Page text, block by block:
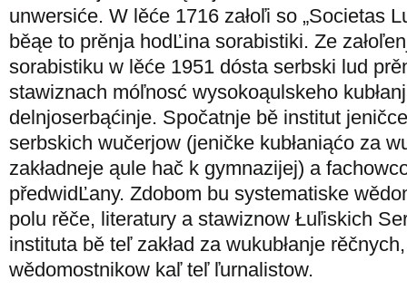
unwersiće. W lěće 1716 załoľi so „Societas
běąe to prěnja hodĽina sorabistiki. Ze
sorabistiku w lěće 1951 dósta serbski lud
stawiznach móľnosć wysokoąulskeho
delnjoserbąćinje. Spočatnje bě institut
serbskich wučerjow (jeničke kubłaniąćo za
zakładneje ąule hač k gymnazijej) a
předwidĽany. Zdobom bu systematiske
polu rěče, literatury a stawiznow Łuľiskich
instituta bě teľ zakład za wukubłanje
wědomostnikow kaľ teľ ľurnalistow.